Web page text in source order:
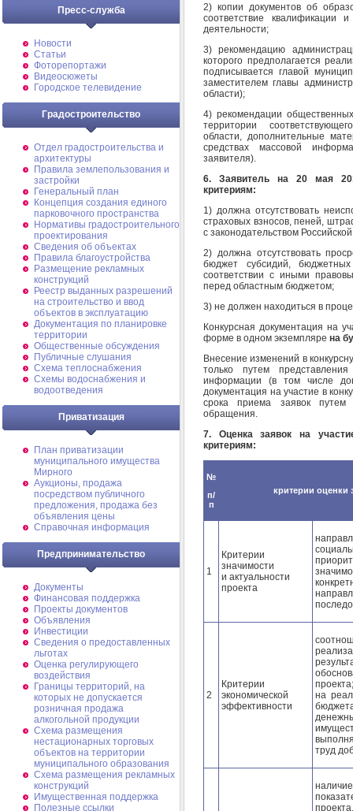
Пресс-служба
Новости
Статьи
Фоторепортажи
Видеосюжеты
Городское телевидение
Градостроительство
Отдел градостроительства и
архитектуры
Правила землепользования и
застройки
Генеральный план
Концепция создания единого
парковочного пространства
Нормативы градостроительного
проектирования
Сведения об объектах
Правила благоустройства
Размещение рекламных
конструкций
Реестр выданных разрешений
на строительство и ввод
объектов в эксплуатацию
Документация по планировке
территории
Общественные обсуждения
Публичные слушания
Схема теплоснабжения
Схемы водоснабжения и
водоотведения
Приватизация
План приватизации
муниципального имущества
Мирного
Аукционы, продажа
посредством публичного
предложения, продажа без
объявления цены
Справочная информация
Предпринимательство
Документы
Финансовая поддержка
Проекты документов
Объявления
Инвестиции
Сведения о предоставленных
льготах
Оценка регулирующего
воздействия
Границы территорий, на
которых не допускается
розничная продажа
алкогольной продукции
Схема размещения
нестационарных торговых
объектов на территории
муниципального образования
Схема размещения рекламных
конструкций
Имущественная поддержка
Полезные ссылки
2) копии документов об
соответствие квалификации
деятельности;
3) рекомендацию
которого предполагается
подписывается главой
заместителем главы
области);
4) рекомендации
территории
области, дополнительные
средствах массовой
заявителя).
6. Заявитель на 20 мая
критериям:
1) должна отсутствовать
страховых взносов, пеней,
с законодательством
2) должна отсутствовать
бюджет субсидий,
соответствии с иными
перед областным бюджетом;
3) не должен находиться в
Конкурсная документация на
форме в одном экземпляре на
Внесение изменений в
только путем
информации (в том числе
документация на участие в
срока приема заявок путем
обращения.
7. Оценка заявок на
критериям:
№
п/
п
критерии оценки
1
Критерии
значимости
и актуальности
проекта
2
Критерии
экономической
эффективности
на
труд